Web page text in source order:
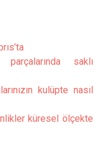
saklı
kulüpte nasıl
küresel ölçekte